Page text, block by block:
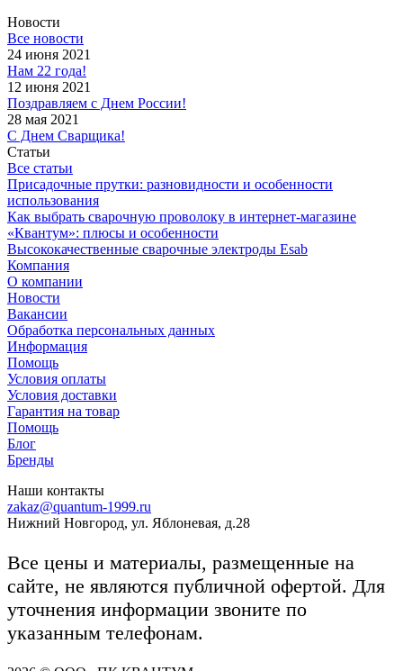
Новости
Все новости
24 июня 2021
Нам 22 года!
12 июня 2021
Поздравляем с Днем России!
28 мая 2021
С Днем Сварщика!
Статьи
Все статьи
Присадочные прутки: разновидности и особенности
использования
Как выбрать сварочную проволоку в интернет-магазине
«Квантум»: плюсы и особенности
Высококачественные сварочные электроды Esab
Компания
О компании
Новости
Вакансии
Обработка персональных данных
Информация
Помощь
Условия оплаты
Условия доставки
Гарантия на товар
Помощь
Блог
Бренды
Наши контакты
zakaz@quantum-1999.ru
Нижний Новгород, ул. Яблоневая, д.28
Все цены и материалы, размещенные на
сайте, не являются публичной офертой. Для
уточнения информации звоните по
указанным телефонам.